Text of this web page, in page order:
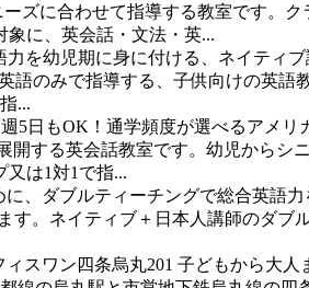
ズに合わせて指導する教室です。
に、英会話・文法・英...
力を幼児期に身に付ける、ネイティ
のみで指導する、子供向けの英語
...
週5日もOK！通学頻度が選べるアメリ
する英会話教室です。幼児から
は1対1で指...
、ダブルティーチングで総合英語
す。ネイティブ＋日本人講師のダ
スワン四条烏丸201 子どもから大人